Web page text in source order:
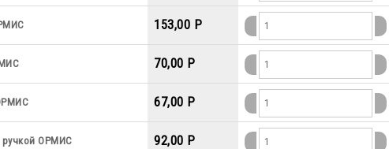
153,00 P
70,00 P
67,00 P
ручкой ОРМИС 92,00 P